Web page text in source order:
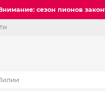
сезон пионов